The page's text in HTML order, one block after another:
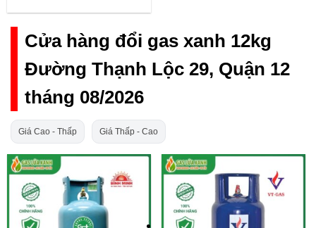
Cửa hàng đổi gas xanh 12kg
Đường Thạnh Lộc 29, Quận 12
tháng 08/2026
Giá Cao - Thấp Giá Thấp - Cao